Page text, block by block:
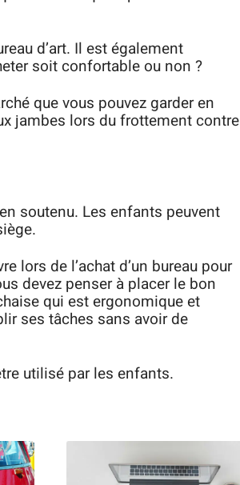
d’art. Il est également
soit confortable ou non ?
que vous pouvez garder en
jambes lors du frottement contre
soutenu. Les enfants peuvent
lors de l’achat d’un bureau pour
devez penser à placer le bon
qui est ergonomique et
ses tâches sans avoir de
utilisé par les enfants.